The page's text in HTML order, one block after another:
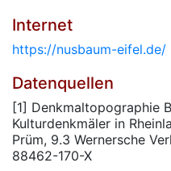
Internet
https://nusbaum-eifel.de/
Datenquellen
[1] Denkmaltopographie
Kulturdenkmäler in
Prüm, 9.3 Wernersche
88462-170-X